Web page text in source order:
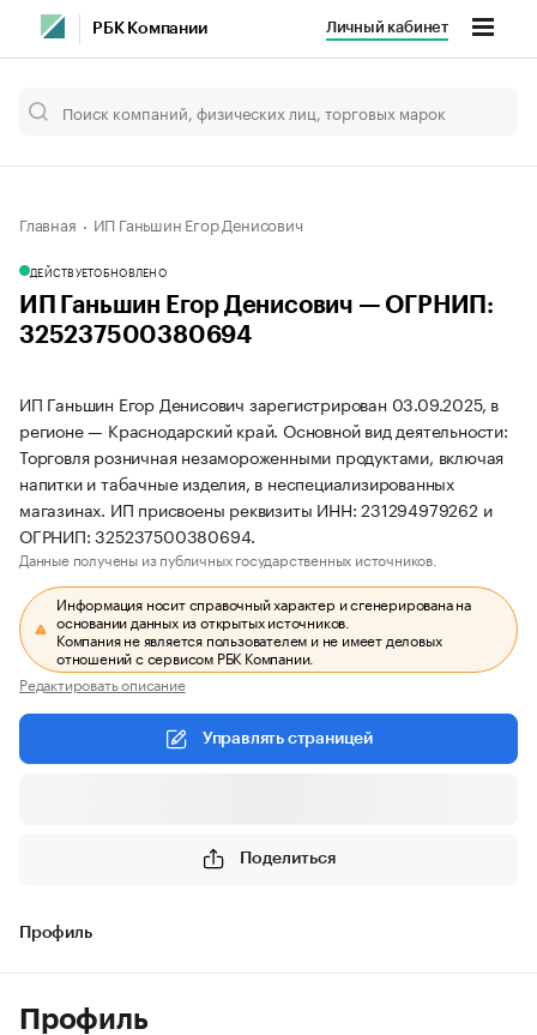
РБК Компании Личный кабинет
Главная ИП Ганьшин Егор Денисович
ДЕЙСТВУЕТОБНОВЛЕНО
ИП Ганьшин Егор Денисович — ОГРНИП:
325237500380694
ИП Ганьшин Егор Денисович зарегистрирован 03.09.2025, в
регионе — Краснодарский край. Основной вид деятельности:
Торговля розничная незамороженными продуктами, включая
напитки и табачные изделия, в неспециализированных
магазинах. ИП присвоены реквизиты ИНН: 231294979262 и
ОГРНИП: 325237500380694.
Данные получены из публичных государственных источников.
Информация носит справочный характер и сгенерирована на
основании данных из открытых источников.
Компания не является пользователем и не имеет деловых
отношений с сервисом РБК Компании.
Редактировать описание
Управлять страницей
Поделиться
Профиль
Профиль